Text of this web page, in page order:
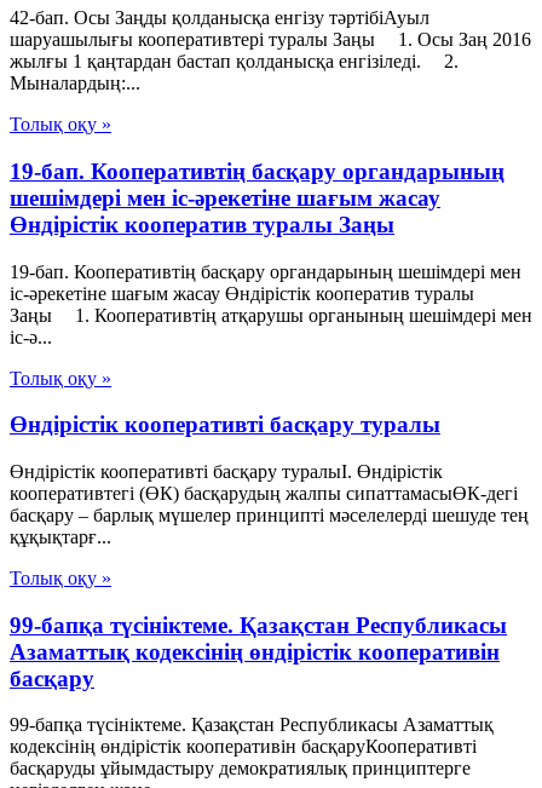
42-бап. Осы Заңды қолданысқа енгізу тәртібіАуыл
шаруашылығы кооперативтері туралы Заңы 1. Осы Заң 2016
жылғы 1 қаңтардан бастап қолданысқа енгізіледі. 2.
Мыналардың:...
Толық оқу »
19-бап. Кооперативтiң басқару органдарының
шешiмдерi мен iс-әрекетiне шағым жасау
Өндiрiстiк кооператив туралы Заңы
19-бап. Кооперативтiң басқару органдарының шешiмдерi мен
iс-әрекетiне шағым жасау Өндiрiстiк кооператив туралы
Заңы 1. Кооперативтiң атқарушы органының шешiмдерi мен
iс-ә...
Толық оқу »
Өндірістік кооперативті басқару туралы
Өндірістік кооперативті басқару туралыI. Өндірістік
кооперативтегі (ӨК) басқарудың жалпы сипаттамасыӨК-дегі
басқару – барлық мүшелер принципті мәселелерді шешуде тең
құқықтарғ...
Толық оқу »
99-бапқа түсініктеме. Қазақстан Республикасы
Азаматтық кодексінің өндірістік кооперативін
басқару
99-бапқа түсініктеме. Қазақстан Республикасы Азаматтық
кодексінің өндірістік кооперативін басқаруКооперативті
басқаруды ұйымдастыру демократиялық принциптерге